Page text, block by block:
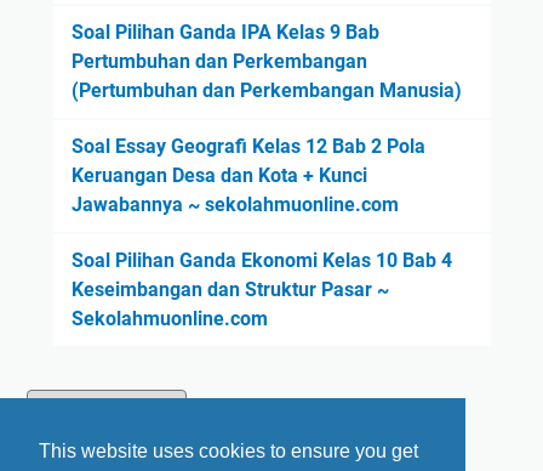
This website uses cookies to ensure you get
Soal Pilihan Ganda IPA Kelas 9 Bab
Pertumbuhan dan Perkembangan
(Pertumbuhan dan Perkembangan Manusia)
Soal Essay Geografi Kelas 12 Bab 2 Pola
Keruangan Desa dan Kota + Kunci
Jawabannya ~ sekolahmuonline.com
Soal Pilihan Ganda Ekonomi Kelas 10 Bab 4
Keseimbangan dan Struktur Pasar ~
Sekolahmuonline.com